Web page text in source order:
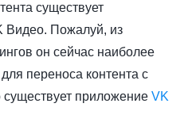
существует
Видео. Пожалуй, из
он сейчас наиболее
переноса контента с
приложение VK